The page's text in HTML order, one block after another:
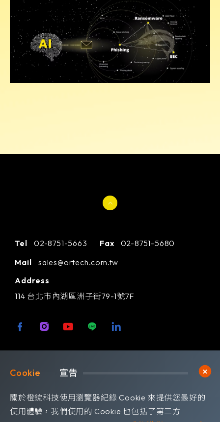
Tel 02-8751-5663 Fax
02-8751-5680
Mail
sales@ortech.com.tw
Address
114 台北市內湖區洲子街79-1號7F
宣告
關於橙鋐科技使用瀏覽器紀錄 Cookie 來提供您最好的
使用體驗，我們使用的 Cookie 也包括了第三方